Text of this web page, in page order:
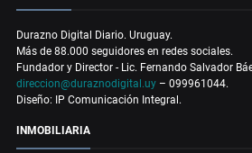
Durazno Digital Diario. Uruguay.
Más de 88.000 seguidores en redes sociales.
Fundador y Director - Lic. Fernando Salvador
direccion@duraznodigital.uy – 099961044.
Diseño: IP Comunicación Integral.
INMOBILIARIA